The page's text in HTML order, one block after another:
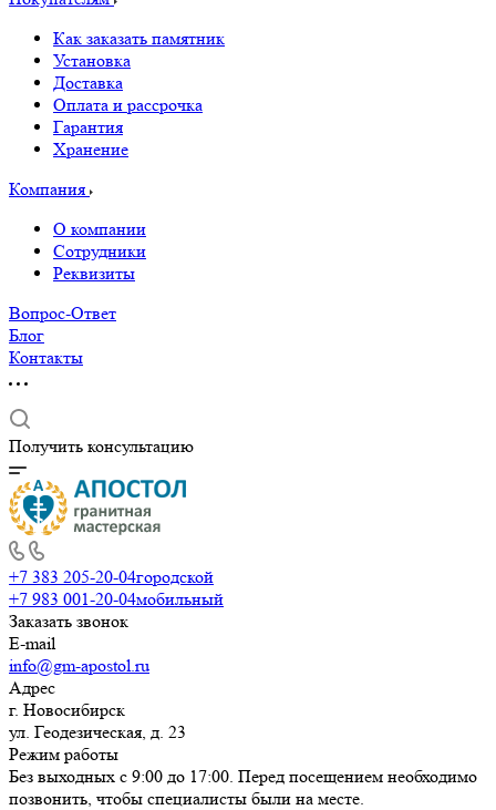
Как заказать памятник
Установка
Доставка
Оплата и рассрочка
Гарантия
Хранение
Компания
О компании
Сотрудники
Реквизиты
Вопрос-Ответ
Блог
Контакты
Получить консультацию
+7 383 205-20-04городской
+7 983 001-20-04мобильный
Заказать звонок
E-mail
info@gm-apostol.ru
Адрес
г. Новосибирск
ул. Геодезическая, д. 23
Режим работы
Без выходных с 9:00 до 17:00. Перед посещением необходимо
позвонить, чтобы специалисты были на месте.